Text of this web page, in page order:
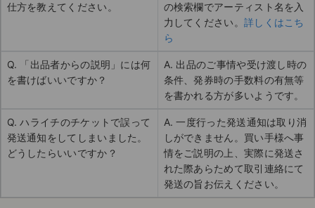
仕方を教えてください。
の検索欄でアーティスト名を入
力してください。 詳しくはこち
ら
Q. 「出品者からの説明」には何
を書けばいいですか？
A. 出品のご事情や受け渡し時の
条件、発券時の手数料の有無等
を書かれる方が多いようです。
Q. ハライチのチケットで誤って
発送通知をしてしまいました。
どうしたらいいですか？
A. 一度行った発送通知は取り消
しができません。買い手様へ事
情をご説明の上、実際に発送さ
れた際あらためて取引連絡にて
発送の旨お伝えください。